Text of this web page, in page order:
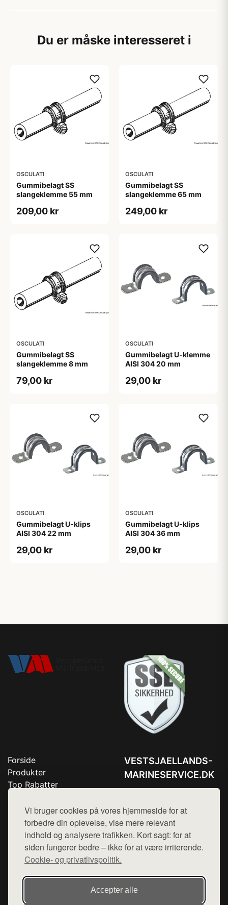
Vi bruger cookies på vores hjemmeside for at
forbedre din oplevelse, vise mere relevant
indhold og analysere trafikken. Kort sagt: for at
siden fungerer bedre – ikke for at være irriterende.
Cookie- og privatlivspolitik.
Accepter alle
Du er måske interesseret i
OSCULATI
Gummibelagt SS
slangeklemme 55 mm
209,00 kr
OSCULATI
Gummibelagt SS
slangeklemme 65 mm
249,00 kr
OSCULATI
Gummibelagt SS
slangeklemme 8 mm
79,00 kr
OSCULATI
Gummibelagt U-klemme
AISI 304 20 mm
29,00 kr
OSCULATI
Gummibelagt U-klips
AISI 304 22 mm
29,00 kr
OSCULATI
Gummibelagt U-klips
AISI 304 36 mm
29,00 kr
Forside
Produkter
Top Rabatter
Kontakt
VESTSJAELLANDS-
MARINESERVICE.DK
Mail:hej@want.dk
Cookie- og privatlivspolitik
Denne side er en del af want.dk, der udgiver en række
hjemmesider med præsentation af forskellige produkter fra
diverse webshops. Der sælges ikke varer fra denne side - vi